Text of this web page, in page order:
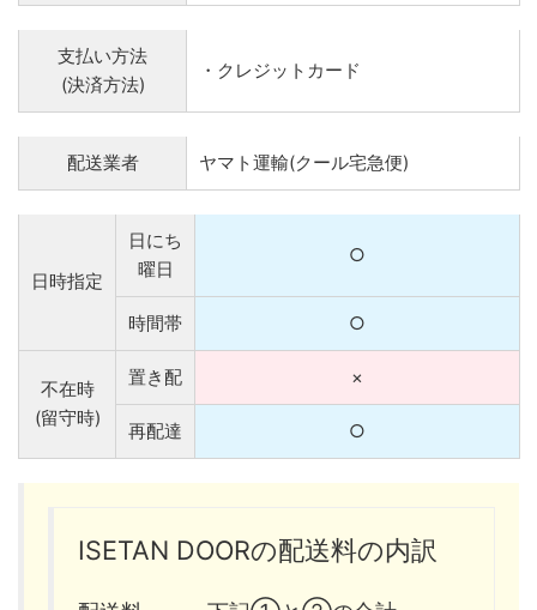
支払い方法
(決済方法)
・クレジットカード
配送業者 ヤマト運輸(クール宅急便)
日時指定
日にち
曜日
○
時間帯 ○
不在時
(留守時)
置き配 ×
再配達 ○
ISETAN DOORの配送料の内訳